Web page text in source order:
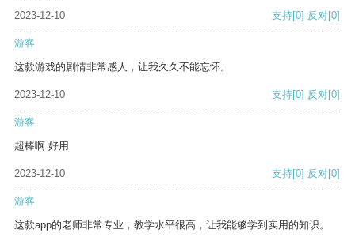
2023-12-10
支持[0] 反对[0]
游客
这款游戏的剧情非常感人，让我久久不能忘怀。
2023-12-10 支持[0] 反对[0]
游客
超棒啊 好用
2023-12-10 支持[0] 反对[0]
游客
这款app的老师非常专业，教学水平很高，让我能够学到实用的知识。